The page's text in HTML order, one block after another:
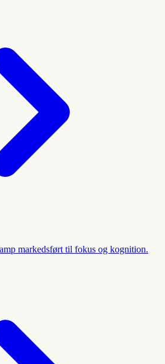
markedsført til fokus og kognition.